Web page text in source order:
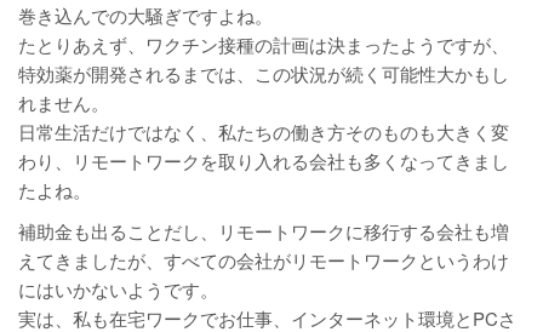
巻き込んでの大騒ぎですよね。
たとりあえず、ワクチン接種の計画は決まったようですが、
特効薬が開発されるまでは、この状況が続く可能性大かもし
れません。
日常生活だけではなく、私たちの働き方そのものも大きく変
わり、リモートワークを取り入れる会社も多くなってきまし
たよね。
補助金も出ることだし、リモートワークに移行する会社も増
えてきましたが、すべての会社がリモートワークというわけ
にはいかないようです。
実は、私も在宅ワークでお仕事、インターネット環境とPCさ